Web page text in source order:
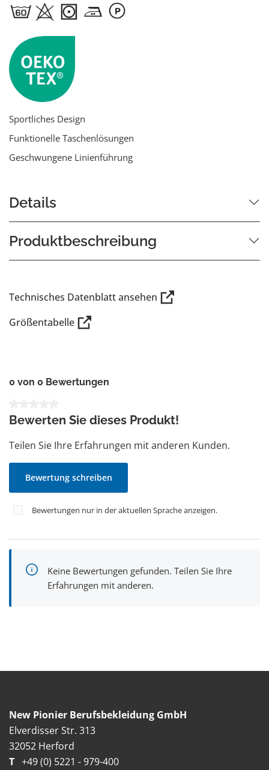
Sportliches Design
Funktionelle Taschenlösungen
Geschwungene Linienführung
Details
Produktbeschreibung
Technisches Datenblatt ansehen
Größentabelle
0 von 0 Bewertungen
Bewerten Sie dieses Produkt!
Teilen Sie Ihre Erfahrungen mit anderen Kunden.
Bewertung schreiben
Bewertungen nur in der aktuellen Sprache anzeigen.
Keine Bewertungen gefunden. Teilen Sie Ihre
Erfahrungen mit anderen.
New Pionier Berufsbekleidung GmbH
Elverdisser Str. 313
32052 Herford
T +49 (0) 5221 - 979-400